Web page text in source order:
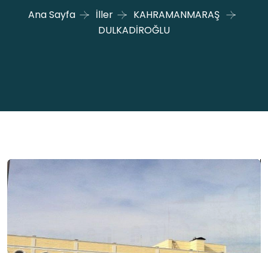
Ana Sayfa İller
KAHRAMANMARAŞ
DULKADİROĞLU